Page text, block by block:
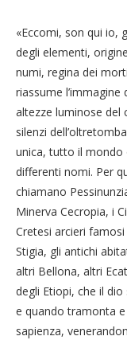
«Eccomi, son qui io,
degli elementi,
numi, regina dei
riassume
altezze luminose del
silenzi
unica, tutto il mondo
differenti nomi. Per
chiamano
Minerva Cecropia, i
Cretesi arcieri
Stigia, gli antichi
altri Bellona, altri
degli Etiopi, che il
e quando tramonta
sapienza,